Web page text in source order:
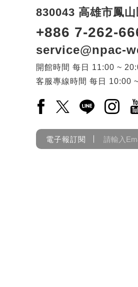
830043 高雄市鳳
+886 7-262-
service@npac-
開館時間 每日
11:00 ~
客服專線時間 每日 10:00
Facebook(另開新視窗)
X(另開新視窗)
LINE(另開新
電子報訂閱